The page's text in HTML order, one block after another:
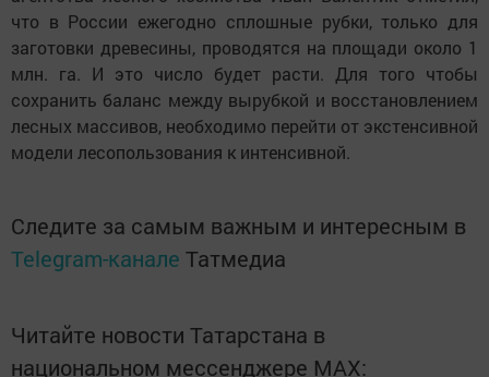
что в России ежегодно сплошные рубки, только для
заготовки древесины, проводятся на площади около 1
млн. га. И это число будет расти. Для того чтобы
сохранить баланс между вырубкой и восстановлением
лесных массивов, необходимо перейти от экстенсивной
модели лесопользования к интенсивной.
Следите за самым важным и интересным в
Telegram-канале Татмедиа
Читайте новости Татарстана в
национальном мессенджере MАХ: